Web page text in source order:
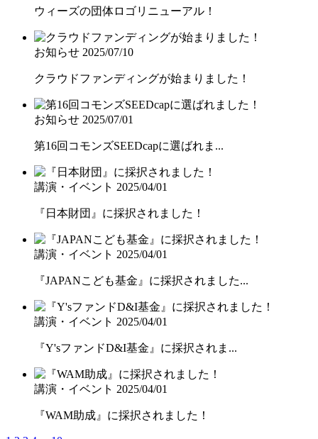
ウィーズの団体ロゴリニューアル！
お知らせ 2025/07/10
クラウドファンディングが始まりました！
お知らせ 2025/07/01
第16回コモンズSEEDcapに選ばれま...
講演・イベント 2025/04/01
『日本財団』に採択されました！
講演・イベント 2025/04/01
『JAPANこども基金』に採択されました...
講演・イベント 2025/04/01
『Y'sファンドD&I基金』に採択されま...
講演・イベント 2025/04/01
『WAM助成』に採択されました！